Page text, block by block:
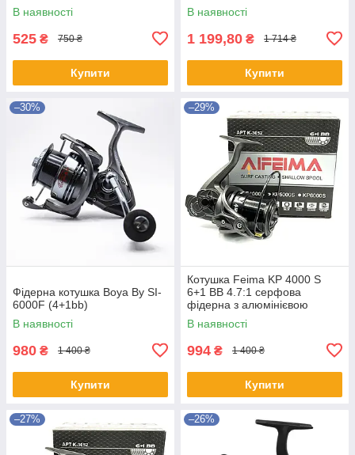
В наявності
525 ₴ 750 ₴
Купити
В наявності
1 199,80 ₴ 1 714 ₴
Купити
–30%
Фідерна котушка Boya By SI-
6000F (4+1bb)
В наявності
980 ₴ 1 400 ₴
Купити
–29%
Котушка Feima KP 4000 S
6+1 BB 4.7:1 серфова
фідерна з алюмінієвою
мілкою шпулею для дальніх
закидів
В наявності
994 ₴ 1 400 ₴
Купити
–27% –26%